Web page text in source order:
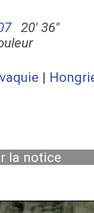
20' 36''
|
la notice